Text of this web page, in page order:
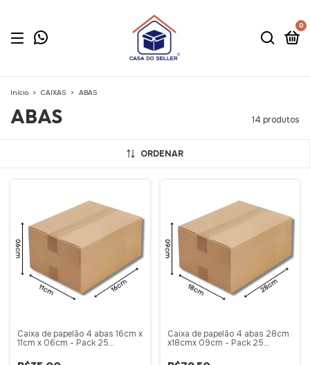
0
Início > CAIXAS > ABAS
ABAS 14 produtos
ORDENAR
Caixa de papelão 4 abas 16cm x
11cm x 06cm - Pack 25
Caixa de papelão 4 abas 28cm
x18cmx 09cm - Pack 25